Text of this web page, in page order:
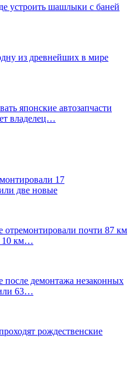
устроить шашлыки с баней
из древнейших в мире
японские автозапчасти
владелец…
17
две новые
отремонтировали почти 87 км
10 км…
после демонтажа незаконных
63…
рождественские